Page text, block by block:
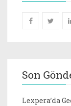
Son
Lexpera’da